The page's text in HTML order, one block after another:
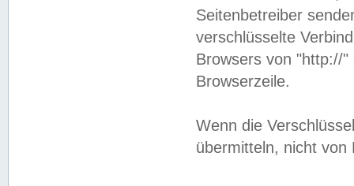
Seitenbetreiber
verschlüsselte
Browsers von "http://
Browserzeile.
Wenn die
übermitteln, nicht von